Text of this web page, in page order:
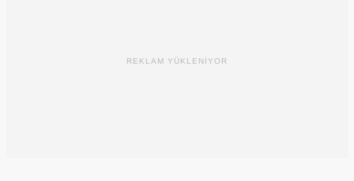
REKLAM YÜKLENİYOR